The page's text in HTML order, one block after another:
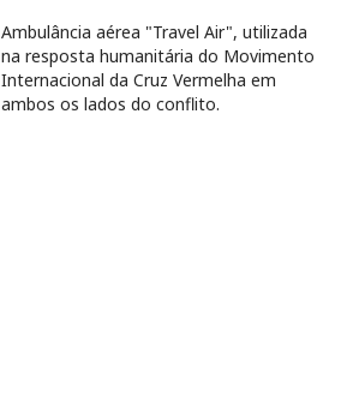
Ambulância aérea "Travel Air", utilizada
na resposta humanitária do Movimento
Internacional da Cruz Vermelha em
ambos os lados do conflito.